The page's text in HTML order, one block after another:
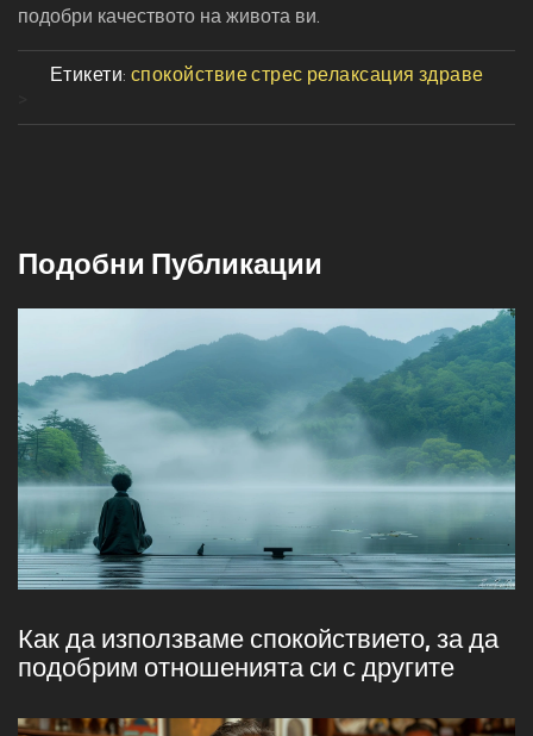
подобри качеството на живота ви.
Етикети: спокойствиестрес релаксация здраве
Подобни Публикации
Как да използваме спокойствието, за да
подобрим отношенията си с другите